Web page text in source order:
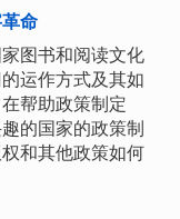
命
图书和阅读文化
运作方式及其如
帮助政策制定
的国家的政策制
和其他政策如何